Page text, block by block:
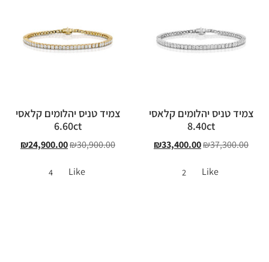
צמיד טניס יהלומים קלאסי
8.40ct
₪37,300.00
₪33,400.00
Like
2
צמיד טניס יהלומים קלאסי
6.60ct
₪30,900.00
₪24,900.00
Like
4